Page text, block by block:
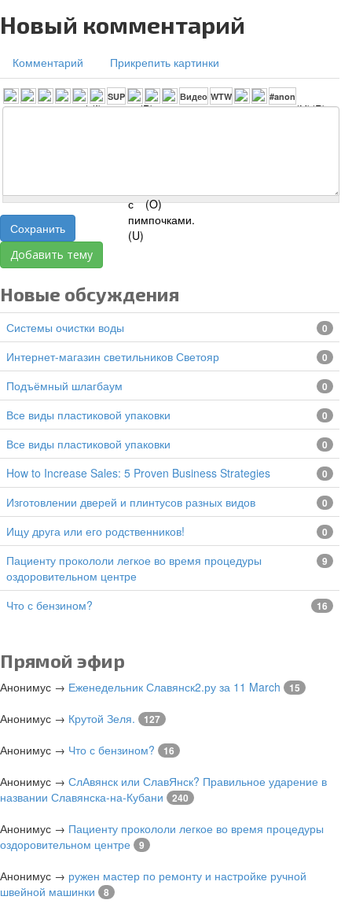
Новый комментарий
Комментарий Прикрепить картинки
Сохранить
Добавить тему
Новые обсуждения
Системы очистки воды 0
Интернет-магазин светильников Светояр 0
подъёмный шлагбаум 0
все виды пластиковой упаковки 0
все виды пластиковой упаковки 0
How to Increase Sales: 5 Proven Business Strategies 0
изготовлении дверей и плинтусов разных видов 0
Ищу друга или его родственников! 0
Пациенту прокололи легкое во время процедуры
оздоровительном центре
9
Что с бензином? 16
Прямой эфир
Анонимус → Еженедельник Славянск2.ру за 11 March 15
Анонимус → Крутой Зеля. 127
Анонимус → Что с бензином? 16
Анонимус → СлАвянск или СлавЯнск? Правильное ударение в
названии Славянска-на-Кубани
240
Анонимус → Пациенту прокололи легкое во время процедуры
оздоровительном центре
9
Анонимус → ружен мастер по ремонту и настройке ручной
швейной машинки
8